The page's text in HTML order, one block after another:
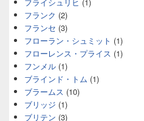
フランク (2)
フランセ (3)
フローラン・シュミット (1)
フローレンス・プライス (1)
フンメル (1)
ブラインド・トム (1)
ブラームス (10)
ブリッジ (1)
ブリテン (3)